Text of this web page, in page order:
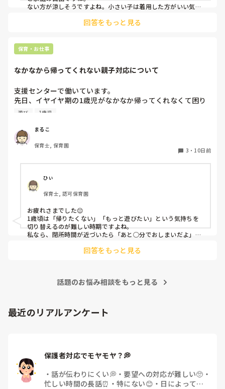
ない方が涼しそうですよね。小さい子は着用した方がいい気が
回答をもっと見る
保育・お仕事
なかなから帰ってくれない親子対応について
支援センターで働いています。
先日、イヤイヤ期の1歳児がなかなか帰ってくれなくて困り
ました。やりたかったことがあったみたいなのでそれをやっ
ヤイヤでギャーギャーで、流石に閉所時間15分も過ぎてるし
で、部屋から出てもギャーギャー止まらず、最後の最後でや
っとお母さんが抱っこして帰っていったのですが、どうすれ
か。教えて頂きたいです。
遊び 1歳児
まるこ
保育士, 保育園
3 ・ 10日前
ひぃ
保育士, 認可保育園
お疲れさまでした😌
1歳頃は「帰りたくない」「もっと遊びたい」という気持ちを
切り替えるのが難しい時期ですよね。
私なら、閉所時間が近づいたら「あと○分でおしまいだよ」
て心の準備ができるようにします。それでも難しい時は、「帰
その日は大変だったと思いますが、最後はお母さんが抱っこし
ますよ〜😊
回答をもっと見る
話題のお悩み相談をもっと見る
最近のリアルアンケート
保護者対応でモヤモヤ？💭
・話が伝わりにくい💭 ・ 要望への対応が難しい🥺 ・
忙しい時間の長話⏰ ・ 特にない😊 ・ 日によって違